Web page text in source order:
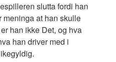
slutta fordi han
meninga at han skulle
han ikke Det, og hva
han driver med i